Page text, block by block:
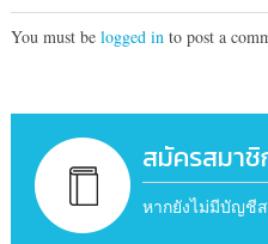
You must be logged into post a
สมัครสมาชิ
หากยังไม่มีบัญชี